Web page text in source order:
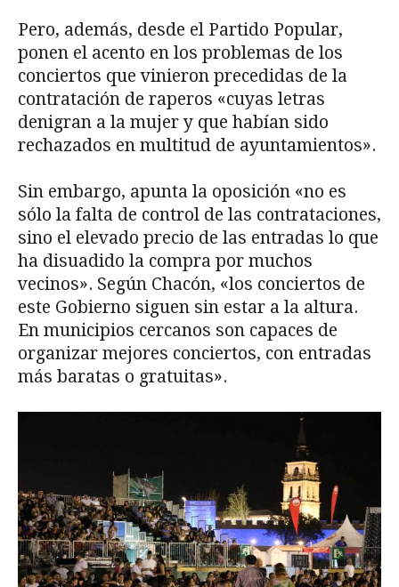
Pero, además, desde el Partido Popular,
ponen el acento en los problemas de los
conciertos que vinieron precedidas de la
contratación de raperos «cuyas letras
denigran a la mujer y que habían sido
rechazados en multitud de ayuntamientos».
Sin embargo, apunta la oposición «no es
sólo la falta de control de las contrataciones,
sino el elevado precio de las entradas lo que
ha disuadido la compra por muchos
vecinos». Según Chacón, «los conciertos de
este Gobierno siguen sin estar a la altura.
En municipios cercanos son capaces de
organizar mejores conciertos, con entradas
más baratas o gratuitas».